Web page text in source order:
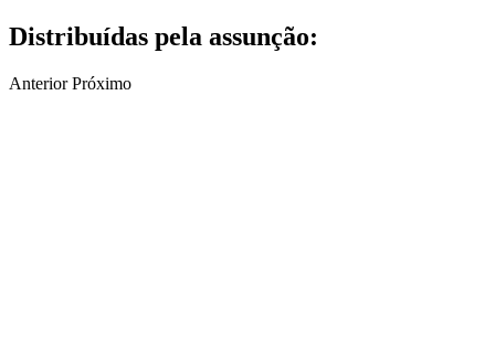
Distribuídas pela assunção:
Anterior Próximo